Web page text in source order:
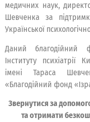
медичних наук,
Шевченка за
Української
Даний благодійний
Інституту психіатрії
імені Тараса
«Благодійний фонд
Звернутися за
та отримати